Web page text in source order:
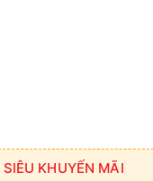
SIÊU KHUYẾN MÃI